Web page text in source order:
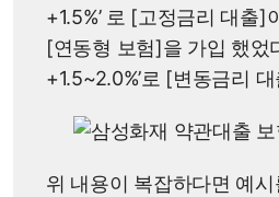
+1.5%’ 로 [고정금리 대출]
[연동형 보험]을 가입 했었
+1.5~2.0%’로 [변동금리
위 내용이 복잡하다면 예